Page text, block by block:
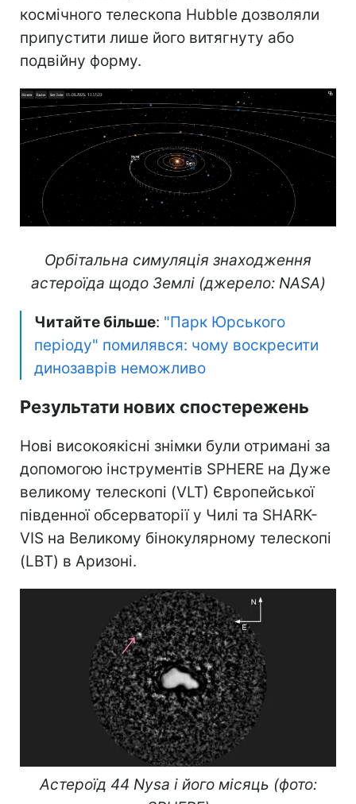
космічного телескопа Hubble дозволяли
припустити лише його витягнуту або
подвійну форму.
Орбітальна симуляція знаходження
астероїда щодо Землі (джерело: NASA)
Читайте більше: "Парк Юрського
періоду" помилявся: чому воскресити
динозаврів неможливо
Результати нових спостережень
Нові високоякісні знімки були отримані за
допомогою інструментів SPHERE на Дуже
великому телескопі (VLT) Європейської
південної обсерваторії у Чилі та SHARK-
VIS на Великому бінокулярному телескопі
(LBT) в Аризоні.
Астероїд 44 Nysa і його місяць (фото: